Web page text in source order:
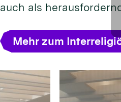
auch als
Mehr zum